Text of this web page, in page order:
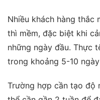
Nhiều khách hàng thắc
thì mềm, đặc biệt khi
những ngày đầu. Thực
trong khoảng 5-10
Trường hợp cần tạo độ